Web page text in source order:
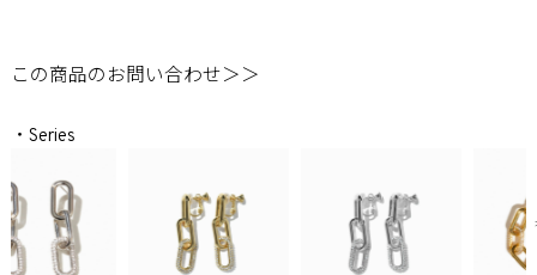
この商品のお問い合わせ＞＞
・Series